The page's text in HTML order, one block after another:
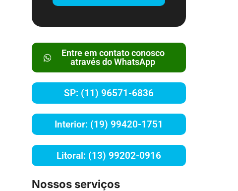
Entre em contato conosco
através do WhatsApp
SP: (11) 96571-6836
Interior: (19) 99420-1751
Litoral: (13) 99202-0916
Nossos serviços